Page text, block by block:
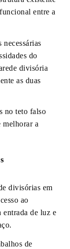
entre a
do
divisória
as duas
no teto falso
melhorar a
divisórias em
ao
entrada de luz e
de